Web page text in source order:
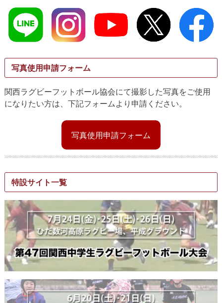
写真使用申請フォーム
関西ラグビーフットボール協会にて撮影した写真をご使用
になりたい方は、下記フォームより申請ください。
写真使用申請フォーム
特設サイト一覧